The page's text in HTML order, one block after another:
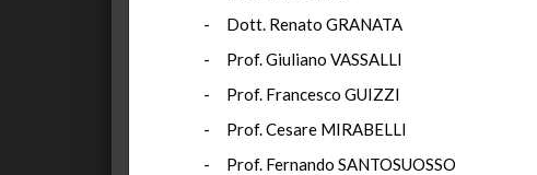
- Dott. Renato GRANATA
- Prof. Giuliano VASSALLI
- Prof. Francesco GUIZZI
- Prof. Cesare MIRABELLI
- Prof. Fernando SANTOSUOSSO